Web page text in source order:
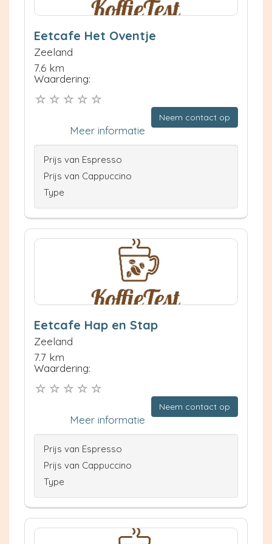
Eetcafe Het Oventje
Zeeland
7.6 km
Waardering:
Neem contact op
Meer informatie
Prijs van Espresso
Prijs van Cappuccino
Type
Eetcafe Hap en Stap
Zeeland
7.7 km
Waardering:
Neem contact op
Meer informatie
Prijs van Espresso
Prijs van Cappuccino
Type